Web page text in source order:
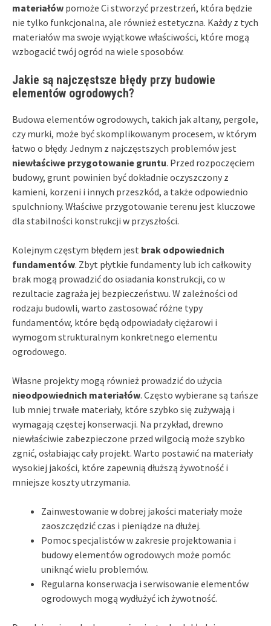
materiałów pomoże Ci stworzyć przestrzeń, która będzie
nie tylko funkcjonalna, ale również estetyczna. Każdy z tych
materiałów ma swoje wyjątkowe właściwości, które mogą
wzbogacić twój ogród na wiele sposobów.
Jakie są najczęstsze błędy przy budowie
elementów ogrodowych?
Budowa elementów ogrodowych, takich jak altany, pergole,
czy murki, może być skomplikowanym procesem, w którym
łatwo o błędy. Jednym z najczęstszych problemów jest
niewłaściwe przygotowanie gruntu. Przed rozpoczęciem
budowy, grunt powinien być dokładnie oczyszczony z
kamieni, korzeni i innych przeszkód, a także odpowiednio
spulchniony. Właściwe przygotowanie terenu jest kluczowe
dla stabilności konstrukcji w przyszłości.
Kolejnym częstym błędem jest brak odpowiednich
fundamentów. Zbyt płytkie fundamenty lub ich całkowity
brak mogą prowadzić do osiadania konstrukcji, co w
rezultacie zagraża jej bezpieczeństwu. W zależności od
rodzaju budowli, warto zastosować różne typy
fundamentów, które będą odpowiadały ciężarowi i
wymogom strukturalnym konkretnego elementu
ogrodowego.
Własne projekty mogą również prowadzić do użycia
nieodpowiednich materiałów. Często wybierane są tańsze
lub mniej trwałe materiały, które szybko się zużywają i
wymagają częstej konserwacji. Na przykład, drewno
niewłaściwie zabezpieczone przed wilgocią może szybko
zgnić, osłabiając cały projekt. Warto postawić na materiały
wysokiej jakości, które zapewnią dłuższą żywotność i
mniejsze koszty utrzymania.
Zainwestowanie w dobrej jakości materiały może
zaoszczędzić czas i pieniądze na dłużej.
Pomoc specjalistów w zakresie projektowania i
budowy elementów ogrodowych może pomóc
uniknąć wielu problemów.
Regularna konserwacja i serwisowanie elementów
ogrodowych mogą wydłużyć ich żywotność.